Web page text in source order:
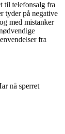
til telefonsalg fra
tyder på negative
med mistanker
fra
nå sperret